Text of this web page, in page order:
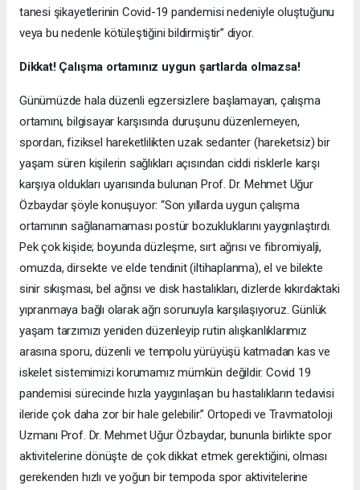
tanesi şikayetlerinin Covid-19 pandemisi nedeniyle oluştuğunu
veya bu nedenle kötüleştiğini bildirmiştir” diyor.
Dikkat! Çalışma ortamınız uygun şartlarda olmazsa!
Günümüzde hala düzenli egzersizlere başlamayan, çalışma
ortamını, bilgisayar karşısında duruşunu düzenlemeyen,
spordan, fiziksel hareketlilikten uzak sedanter (hareketsiz) bir
yaşam süren kişilerin sağlıkları açısından ciddi risklerle karşı
karşıya oldukları uyarısında bulunan Prof. Dr. Mehmet Uğur
Özbaydar şöyle konuşuyor: “Son yıllarda uygun çalışma
ortamının sağlanamaması postür bozukluklarını yaygınlaştırdı.
Pek çok kişide; boyunda düzleşme, sırt ağrısı ve fibromiyalji,
omuzda, dirsekte ve elde tendinit (iltihaplanma), el ve bilekte
sinir sıkışması, bel ağrısı ve disk hastalıkları, dizlerde kıkırdaktaki
yıpranmaya bağlı olarak ağrı sorunuyla karşılaşıyoruz. Günlük
yaşam tarzımızı yeniden düzenleyip rutin alışkanlıklarımız
arasına sporu, düzenli ve tempolu yürüyüşü katmadan kas ve
iskelet sistemimizi korumamız mümkün değildir. Covid 19
pandemisi sürecinde hızla yaygınlaşan bu hastalıkların tedavisi
ileride çok daha zor bir hale gelebilir.” Ortopedi ve Travmatoloji
Uzmanı Prof. Dr. Mehmet Uğur Özbaydar, bununla birlikte spor
aktivitelerine dönüşte de çok dikkat etmek gerektiğini, olması
gerekenden hızlı ve yoğun bir tempoda spor aktivitelerine